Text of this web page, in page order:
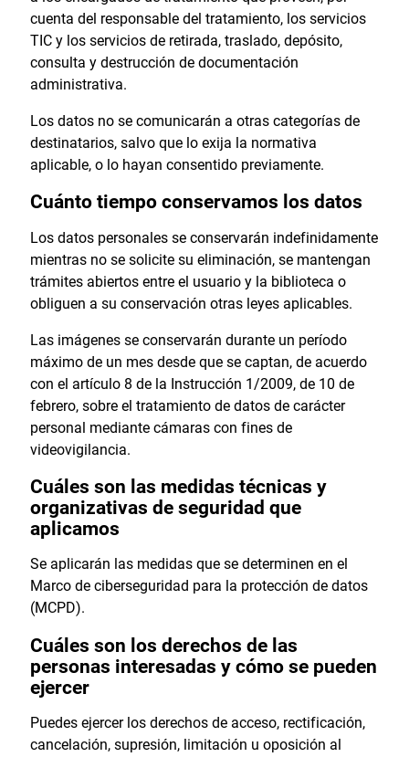
cuenta del responsable del tratamiento, los servicios
TIC y los servicios de retirada, traslado, depósito,
consulta y destrucción de documentación
administrativa.
Los datos no se comunicarán a otras categorías de
destinatarios, salvo que lo exija la normativa
aplicable, o lo hayan consentido previamente.
Cuánto tiempo conservamos los datos
Los datos personales se conservarán indefinidamente
mientras no se solicite su eliminación, se mantengan
trámites abiertos entre el usuario y la biblioteca o
obliguen a su conservación otras leyes aplicables.
Las imágenes se conservarán durante un período
máximo de un mes desde que se captan, de acuerdo
con el artículo 8 de la Instrucción 1/2009, de 10 de
febrero, sobre el tratamiento de datos de carácter
personal mediante cámaras con fines de
videovigilancia.
Cuáles son las medidas técnicas y
organizativas de seguridad que
aplicamos
Se aplicarán las medidas que se determinen en el
Marco de ciberseguridad para la protección de datos
(MCPD).
Cuáles son los derechos de las
personas interesadas y cómo se pueden
ejercer
Puedes ejercer los derechos de acceso, rectificación,
cancelación, supresión, limitación u oposición al